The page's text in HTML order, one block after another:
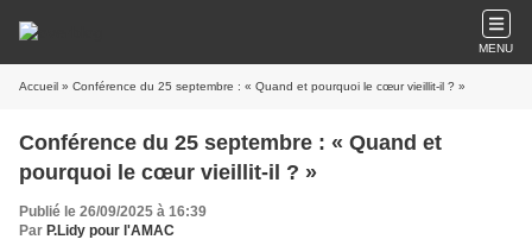
MENU
Accueil » Conférence du 25 septembre : « Quand et pourquoi le cœur vieillit-il ? »
Conférence du 25 septembre : « Quand et
pourquoi le cœur vieillit-il ? »
Publié le 26/09/2025 à 16:39
Par P.Lidy pour l'AMAC